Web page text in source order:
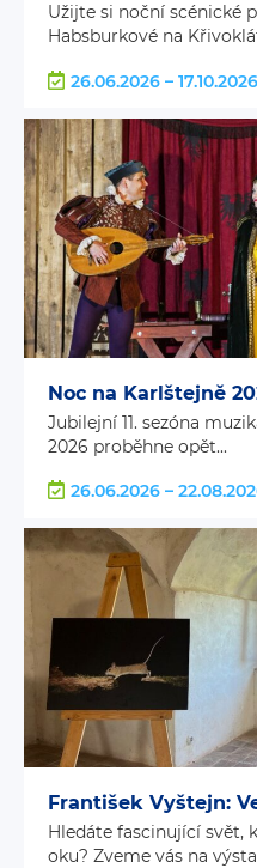
Užijte si noční scénické
Habsburkové na
26.06.2026 – 17.10.2026
Noc na Karlštejně
Jubilejní 11. sezóna
2026 proběhne opět...
26.06.2026 –
František Vyštejn:
Hledáte fascinující svět,
oku? Zveme vás na